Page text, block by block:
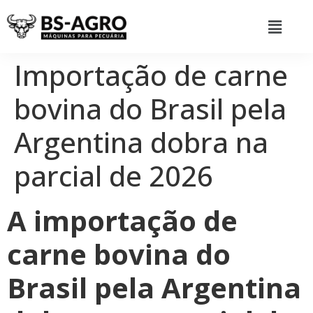
Importação de carne
bovina do Brasil pela
Argentina dobra na
parcial de 2026
A importação de
carne bovina do
Brasil pela Argentina